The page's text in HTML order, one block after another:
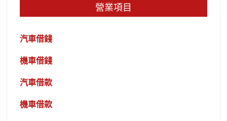
營業項目
汽車借錢
機車借錢
汽車借款
機車借款